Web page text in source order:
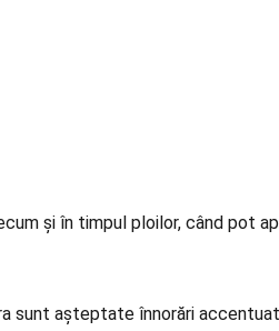
și în timpul ploilor, când pot
sunt așteptate înnorări